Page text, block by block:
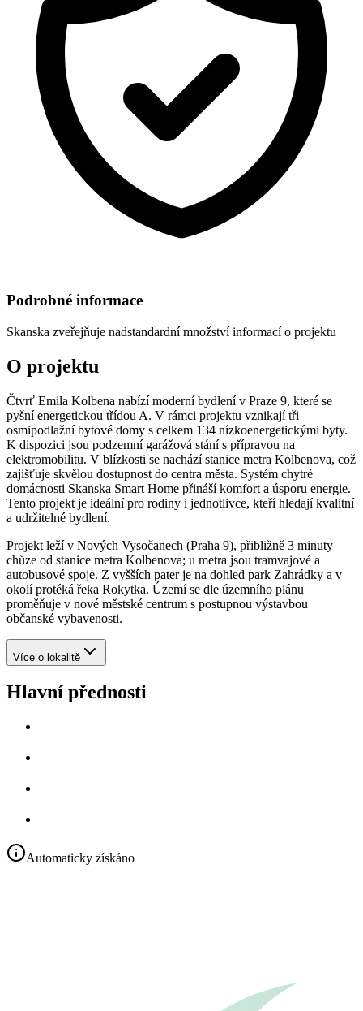
Podrobné informace
Skanska zveřejňuje nadstandardní množství informací o projektu
O projektu
Čtvrť Emila Kolbena nabízí moderní bydlení v Praze 9, které se
pyšní energetickou třídou A. V rámci projektu vznikají tři
osmipodlažní bytové domy s celkem 134 nízkoenergetickými byty.
K dispozici jsou podzemní garážová stání s přípravou na
elektromobilitu. V blízkosti se nachází stanice metra Kolbenova, což
zajišťuje skvělou dostupnost do centra města. Systém chytré
domácnosti Skanska Smart Home přináší komfort a úsporu energie.
Tento projekt je ideální pro rodiny i jednotlivce, kteří hledají kvalitní
a udržitelné bydlení.
Projekt leží v Nových Vysočanech (Praha 9), přibližně 3 minuty
chůze od stanice metra Kolbenova; u metra jsou tramvajové a
autobusové spoje. Z vyšších pater je na dohled park Zahrádky a v
okolí protéká řeka Rokytka. Území se dle územního plánu
proměňuje v nové městské centrum s postupnou výstavbou
občanské vybavenosti.
Více o lokalitě
Hlavní přednosti
Automaticky získáno